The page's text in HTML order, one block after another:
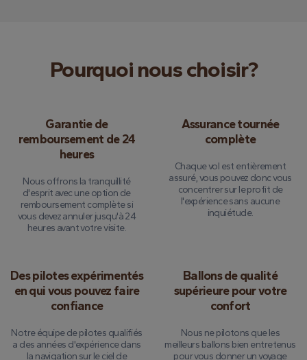
Pourquoi nous choisir?
Garantie de
remboursement de 24
heures
Nous offrons la tranquillité
d'esprit avec une option de
remboursement complète si
vous devez annuler jusqu'à 24
heures avant votre visite.
Assurance tournée
complète
Chaque vol est entièrement
assuré, vous pouvez donc vous
concentrer sur le profit de
l'expérience sans aucune
inquiétude.
Des pilotes expérimentés
en qui vous pouvez faire
confiance
Notre équipe de pilotes qualifiés
a des années d'expérience dans
la navigation sur le ciel de
Ballons de qualité
supérieure pour votre
confort
Nous ne pilotons que les
meilleurs ballons bien entretenus
pour vous donner un voyage